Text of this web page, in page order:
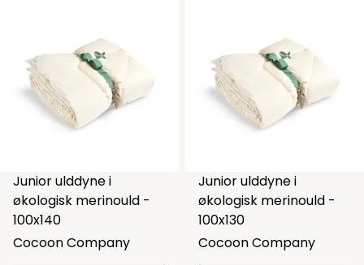
Junior ulddyne i
økologisk merinould -
100x140
Cocoon Company
Junior ulddyne i
økologisk merinould -
100x130
Cocoon Company